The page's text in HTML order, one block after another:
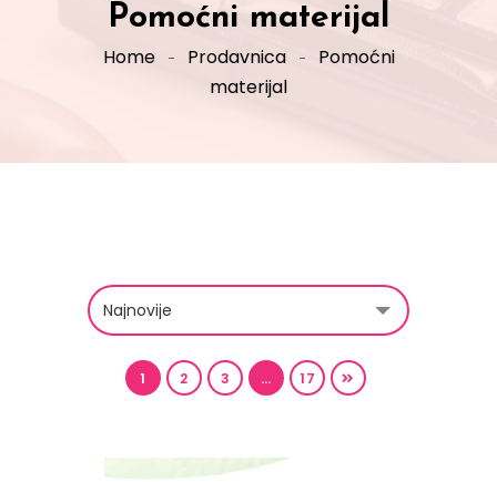
Pomoćni materijal
Home Prodavnica
Pomoćni
materijal
1 2 3 … 17